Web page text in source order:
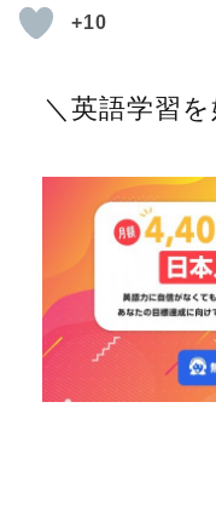
+10
＼英語学習